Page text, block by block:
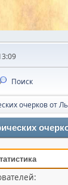
Поиск
очерков от